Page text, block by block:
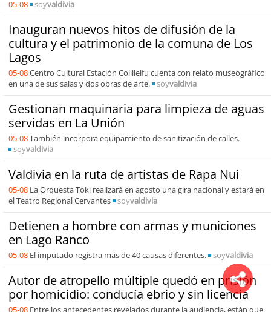
05-08 soyvaldivia
Inauguran nuevos hitos de difusión de la
cultura y el patrimonio de la comuna de Los
Lagos
05-08Centro Cultural Estación Collilelfu cuenta con relato museográfico
en una de sus salas y dos obras de arte.
soyvaldivia
Gestionan maquinaria para limpieza de aguas
servidas en La Unión
05-08También incorpora equipamiento de sanitización de calles.
soyvaldivia
Valdivia en la ruta de artistas de Rapa Nui
05-08 La Orquesta Toki realizará en agosto una gira nacional y estará en
el Teatro Regional Cervantes
soyvaldivia
Detienen a hombre con armas y municiones
en Lago Ranco
05-08 El imputado registra más de 40 causas diferentes. soyvaldivia
Autor de atropello múltiple quedó en prisión
por homicidio: conducía ebrio y sin licencia
05-08 Entre los antecedentes revelados durante la audiencia, están que